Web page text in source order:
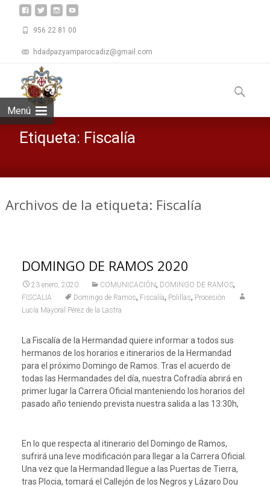
956 22 81 00
hdadpazyamparocadiz@gmail.com
Menú
alBuscar:
Etiqueta: Fiscalía
Archivos de la etiqueta: Fiscalía
DOMINGO DE RAMOS 2020
23 enero, 2020 COMUNICACIÓN, DOMINGO DE RAMOS,
FISCALIA Domingo de Ramos, Fiscalía, Polillas, Procesión
Lucía Mayoral Pérez de la Lastra
La Fiscalía de la Hermandad quiere informar a todos sus
hermanos de los horarios e itinerarios de la Hermandad
para el próximo Domingo de Ramos. Tras el acuerdo de
todas las Hermandades del día, nuestra Cofradía abrirá en
primer lugar la Carrera Oficial manteniendo los horarios del
pasado año teniendo prevista nuestra salida a las 13:30h,
En lo que respecta al itinerario del Domingo de Ramos,
sufrirá una leve modificación para llegar a la Carrera Oficial.
Una vez que la Hermandad llegue a las Puertas de Tierra,
tras Plocia, tomará el Callejón de los Negros y Lázaro Dou